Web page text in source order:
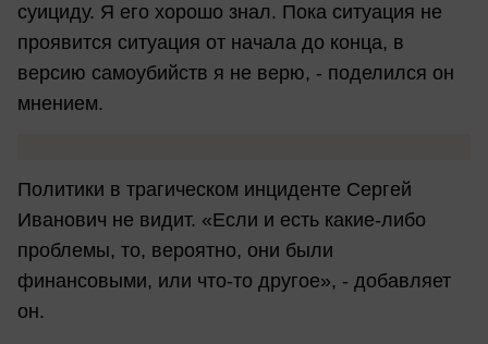
суициду. Я его хорошо знал. Пока ситуация не
проявится ситуация от начала до конца, в
версию самоубийств я не верю, - поделился он
мнением.
Политики в трагическом инциденте Сергей
Иванович не видит. «Если и есть какие-либо
проблемы, то, вероятно, они были
финансовыми, или что-то другое», - добавляет
он.